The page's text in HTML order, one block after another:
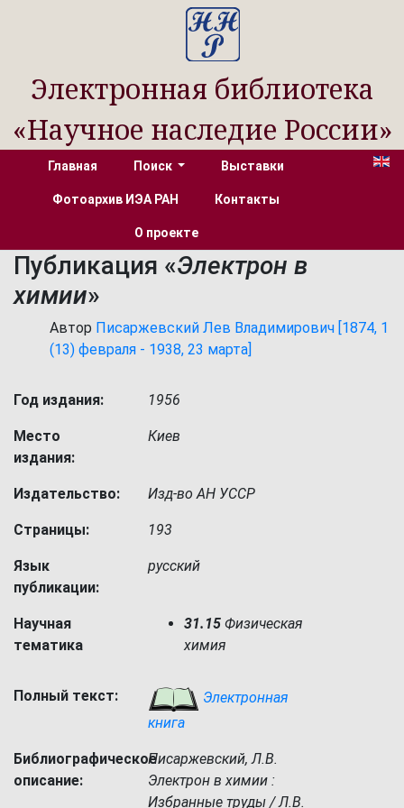
Электронная библиотека
«Научное наследие России»
Главная Поиск Выставки
Фотоархив ИЭА РАН Контакты
О проекте
Публикация «Электрон в
химии»
Автор Писаржевский Лев Владимирович [1874, 1
(13) февраля - 1938, 23 марта]
Год издания: 1956
Место
издания:
Киев
Издательство: Изд-во АН УССР
Страницы: 193
Язык
публикации:
русский
Научная
тематика
31.15 Физическая
химия
Полный текст:
Электронная
книга
Библиографическое
описание:
Писаржевский, Л.В.
Электрон в химии :
Избранные труды / Л.В.